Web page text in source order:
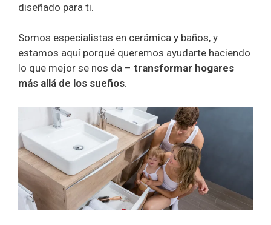
diseñado para ti.
Somos especialistas en cerámica y baños, y
estamos aquí porqué queremos ayudarte haciendo
lo que mejor se nos da – transformar hogares
más allá de los sueños.